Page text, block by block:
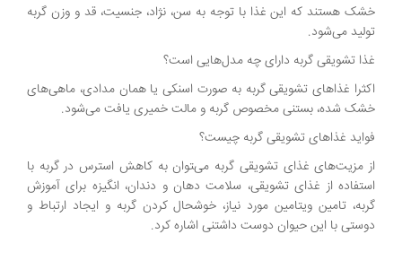
خشک هستند که این غذا با توجه به سن، نژاد، جنسیت، قد و وزن گربه
تولید می‌شود.
غذا تشویقی گربه دارای چه مدل‌هایی است؟
اکثرا غذاهای تشویقی گربه به صورت اسنکی یا همان مدادی، ماهی‌های
خشک شده، بستنی مخصوص گربه و مالت خمیری یافت می‌شود.
فواید غذاهای تشویقی گربه چیست؟
از مزیت‌های غذای تشویقی گربه می‌‍توان به کاهش استرس در گربه با
استفاده از غذای تشویقی، سلامت دهان و دندان، انگیزه برای آموزش
گربه، تامین ویتامین مورد نیاز، خوشحال کردن گربه و ایجاد ارتباط و
دوستی با این حیوان دوست داشتنی اشاره کرد.